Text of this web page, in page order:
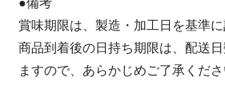
賞味期限は、製造・加工日を基準に
商品到着後の日持ち期限は、配送
ますので、あらかじめご了承くださ